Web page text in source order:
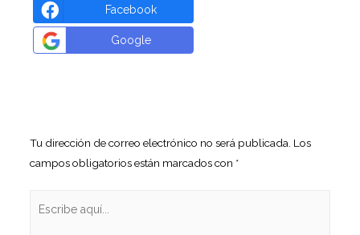
Facebook
Google
Tu dirección de correo electrónico no será publicada. Los
campos obligatorios están marcados con *